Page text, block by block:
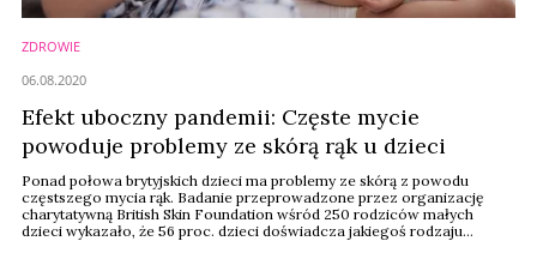
ZDROWIE
Efekt uboczny pandemii: Częste mycie
powoduje problemy ze skórą rąk u dzieci
Ponad połowa brytyjskich dzieci ma problemy ze skórą z powodu
częstszego mycia rąk. Badanie przeprowadzone przez organizację
charytatywną British Skin Foundation wśród 250 rodziców małych
dzieci wykazało, że 56 proc. dzieci doświadcza jakiegoś rodzaju
06.08.2020